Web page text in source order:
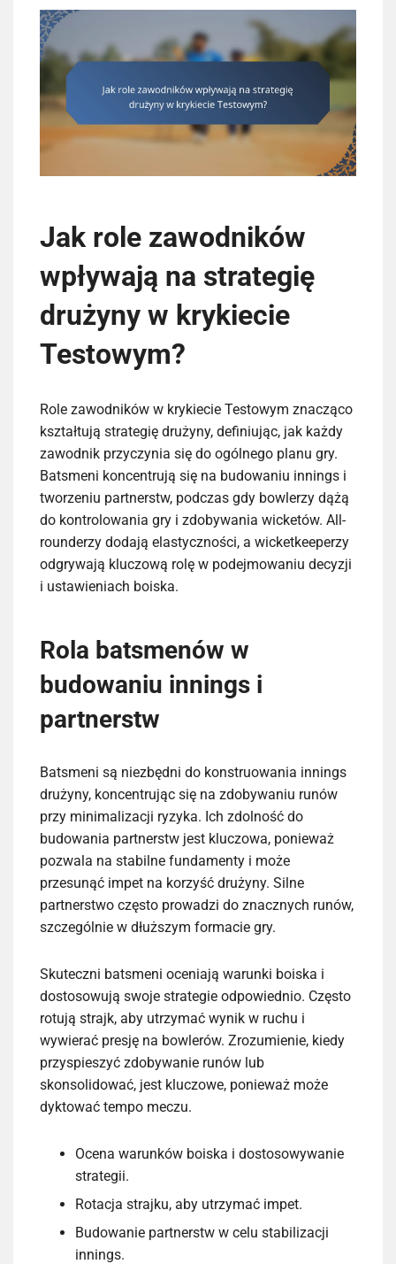
Jak role zawodników
wpływają na strategię
drużyny w krykiecie
Testowym?
Role zawodników w krykiecie Testowym znacząco
kształtują strategię drużyny, definiując, jak każdy
zawodnik przyczynia się do ogólnego planu gry.
Batsmeni koncentrują się na budowaniu innings i
tworzeniu partnerstw, podczas gdy bowlerzy dążą
do kontrolowania gry i zdobywania wicketów. All-
rounderzy dodają elastyczności, a wicketkeeperzy
odgrywają kluczową rolę w podejmowaniu decyzji
i ustawieniach boiska.
Rola batsmenów w
budowaniu innings i
partnerstw
Batsmeni są niezbędni do konstruowania innings
drużyny, koncentrując się na zdobywaniu runów
przy minimalizacji ryzyka. Ich zdolność do
budowania partnerstw jest kluczowa, ponieważ
pozwala na stabilne fundamenty i może
przesunąć impet na korzyść drużyny. Silne
partnerstwo często prowadzi do znacznych runów,
szczególnie w dłuższym formacie gry.
Skuteczni batsmeni oceniają warunki boiska i
dostosowują swoje strategie odpowiednio. Często
rotują strajk, aby utrzymać wynik w ruchu i
wywierać presję na bowlerów. Zrozumienie, kiedy
przyspieszyć zdobywanie runów lub
skonsolidować, jest kluczowe, ponieważ może
dyktować tempo meczu.
Ocena warunków boiska i dostosowywanie
strategii.
Rotacja strajku, aby utrzymać impet.
Budowanie partnerstw w celu stabilizacji
innings.